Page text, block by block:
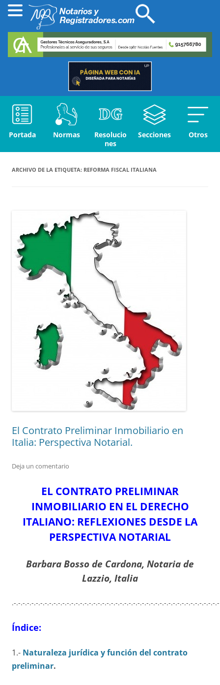
Portada Normas
Resolucio
nes
Secciones Otros
ARCHIVO DE LA ETIQUETA: REFORMA FISCAL ITALIANA
El Contrato Preliminar Inmobiliario en
Italia: Perspectiva Notarial.
Deja un comentario
EL CONTRATO PRELIMINAR
INMOBILIARIO EN EL DERECHO
ITALIANO: REFLEXIONES DESDE LA
PERSPECTIVA NOTARIAL
Barbara Bosso de Cardona, Notaria de
Lazzio, Italia
.-.-.-.-.-.-.-.-.-.-.-.-.-.-.-.-.-.-.-.-.-.-.-.-.-.-.-.-.-.-.-.-.-.-.-.-.-.-.-.-.-.-.-.-.-
Índice:
1.- Naturaleza jurídica y función del contrato
preliminar.